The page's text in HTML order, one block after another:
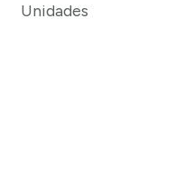
Unidades